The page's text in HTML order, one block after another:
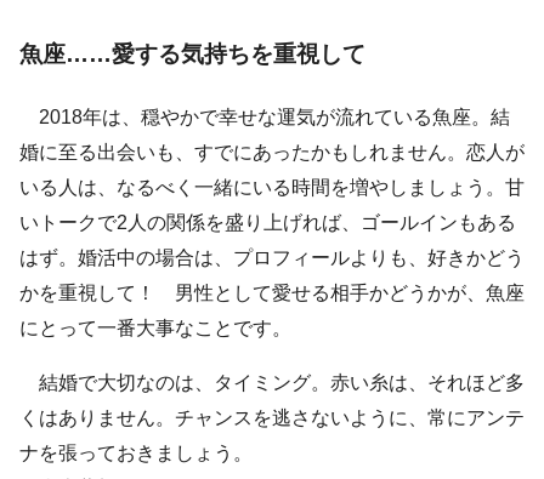
魚座……愛する気持ちを重視して
2018年は、穏やかで幸せな運気が流れている魚座。結
婚に至る出会いも、すでにあったかもしれません。恋人が
いる人は、なるべく一緒にいる時間を増やしましょう。甘
いトークで2人の関係を盛り上げれば、ゴールインもある
はず。婚活中の場合は、プロフィールよりも、好きかどう
かを重視して！ 男性として愛せる相手かどうかが、魚座
にとって一番大事なことです。
結婚で大切なのは、タイミング。赤い糸は、それほど多
くはありません。チャンスを逃さないように、常にアンテ
ナを張っておきましょう。